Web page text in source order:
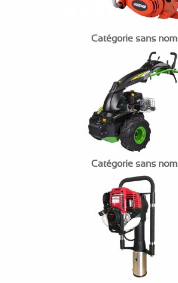
Catégorie sans nom
Catégorie sans nom